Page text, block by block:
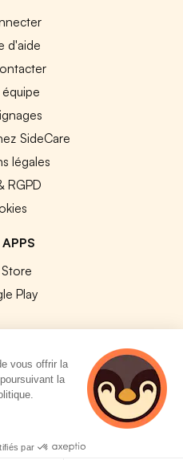
d'aide
SideCare
légales
RGPD
Play
droits réservés.
vous offrir la
la
par
4 personnes
consultent
actuellement cette